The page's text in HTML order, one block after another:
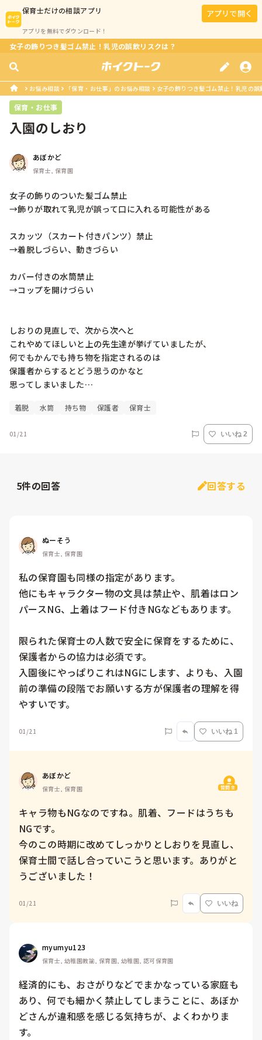
保育士だけの相談アプリ
アプリを無料でダウンロード！
アプリで開く
女子の飾りつき髪ゴム禁止！乳児の誤飲リスクは？
お悩み相談 「保育・お仕事」のお悩み相談 女子の飾りつき髪ゴム禁止！乳児の
保育・お仕事
入園のしおり
あぼかど
保育士, 保育園
女子の飾りのついた髪ゴム禁止
→飾りが取れて乳児が誤って口に入れる可能性がある
スカッツ（スカート付きパンツ）禁止
→着脱しづらい、動きづらい
カバー付きの水筒禁止
→コップを開けづらい
しおりの見直しで、次から次へと
これやめてほしいと上の先生達が挙げていましたが、
何でもかんでも持ち物を指定されるのは
保護者からするとどう思うのかなと
着脱 水筒 持ち物 保護者 保育士
01/21 いいね 2
5件の回答 回答する
ぬーそう
保育士, 保育園
私の保育園も同様の指定があります。
他にもキャラクター物の文具は禁止や、肌着はロン
パースNG、上着はフード付きNGなどもあります。
限られた保育士の人数で安全に保育をするために、
保護者からの協力は必須です。
入園後にやっぱりこれはNGにします、よりも、入園
前の準備の段階でお願いする方が保護者の理解を得
やすいです。
01/21 いいね 1
あぼかど
保育士, 保育園 質問主
キャラ物もNGなのですね。肌着、フードはうちも
NGです。
今のこの時期に改めてしっかりとしおりを見直し、
保育士間で話し合っていこうと思います。ありがと
うございました！
01/21 いいね
myumyu123
保育士, 幼稚園教諭, 保育園, 幼稚園, 認可保育園
経済的にも、おさがりなどでまかなっている家庭も
あり、何でも細かく禁止してしまうことに、あぼか
どさんが違和感を感じる気持ちが、よくわかりま
す。